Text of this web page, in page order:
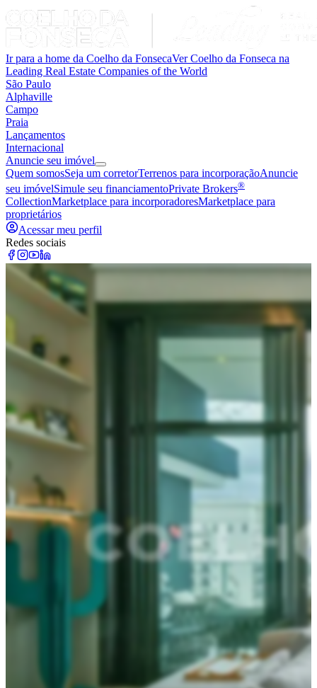
Ir para a home da Coelho da FonsecaVer Coelho da Fonseca na
Leading Real Estate Companies of the World
São Paulo
Alphaville
Campo
Praia
Lançamentos
Internacional
Anuncie seu imóvel
Quem somosSeja um corretorTerrenos para incorporaçãoAnuncie
seu imóvelSimule seu financiamentoPrivate Brokers®
CollectionMarketplace para incorporadoresMarketplace para
proprietários
Acessar meu perfil
Redes sociais